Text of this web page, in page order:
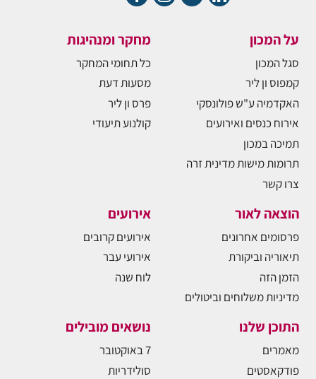
על המכון
סגל המכון
קמפוס ון ליר
האקדמיה ע"ש פולונסקי
אירוח כנסים ואירועים
תמיכה במכון
תרומות מישות מדינית זרה
צרו קשר
מחקר ומנהיגות
כל תחומי המחקר
מסעות דעת
פרס ון ליר
קולנוע תיעודי
הוצאה לאור
פרסומים אחרונים
תיאוריה וביקורת
הזמן הזה
מדיניות משלוחים וביטולים
אירועים
אירועים קרובים
אירועי עבר
לוח שנה
התוכן שלנו
מאמרים
פודקאסטים
נושאים מובילים
7 באוקטובר
סולידריות